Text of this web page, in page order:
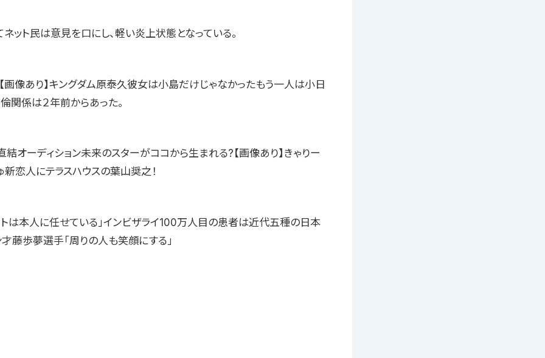
ネット民は意見を口にし、軽い炎上状態となっている。
【画像あり】キングダム原泰久彼女は小島だけじゃなかったもう一人は小日
関係は２年前からあった。
直結オーディション未来のスターがココから生まれる?【画像あり】きゃりー
新恋人にテラスハウスの葉山奨之！
トは本人に任せている」インビザライ100万人目の患者は近代五種の日本
藤歩夢選手「周りの人も笑顔にする」